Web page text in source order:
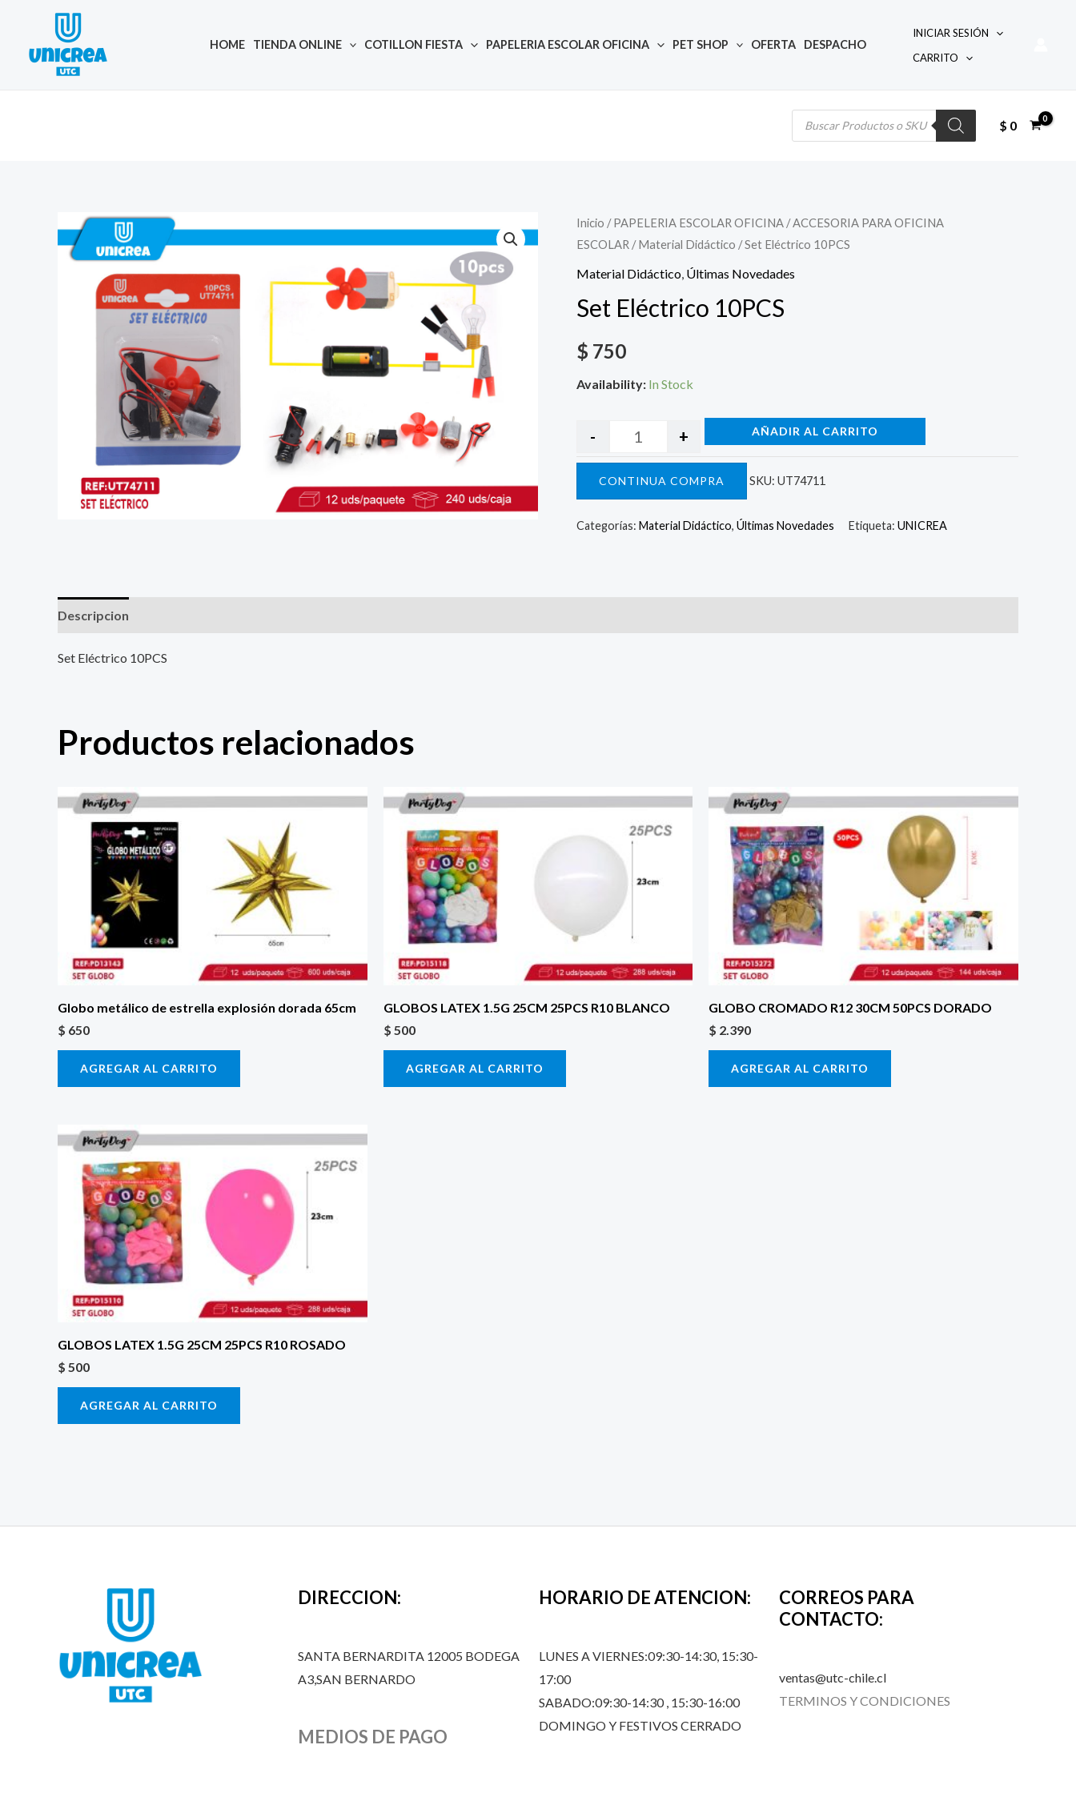
content
HOME TIENDA ONLINE COTILLON FIESTA PAPELERIA ESCOLAR OFICINA PET SHOP OFERTA DESPACHO
INICIAR SESIÓN
CARRITO
Búsqueda
$ 0
Inicio /PAPELERIA ESCOLAR OFICINA /ACCESORIA PARA OFICINA
ESCOLAR /Material Didáctico / Set Eléctrico 10PCS
Material Didáctico Últimas Novedades
Set Eléctrico 10PCS
$ 750
Availability: In Stock
Quantity
- + AÑADIR AL CARRITO
CONTINUA COMPRA SKU: UT74711
Categorías: Material Didáctico, Últimas Novedades Etiqueta: UNICREA
Descripcion
Set Eléctrico 10PCS
Productos relacionados
Globo metálico de estrella explosión dorada 65cm
$ 650
AGREGAR AL CARRITO
GLOBOS LATEX 1.5G 25CM 25PCS R10 BLANCO
$ 500
AGREGAR AL CARRITO
GLOBO CROMADO R12 30CM 50PCS DORADO
$ 2.390
AGREGAR AL CARRITO
GLOBOS LATEX 1.5G 25CM 25PCS R10 ROSADO
$ 500
AGREGAR AL CARRITO
DIRECCION:
SANTA BERNARDITA 12005 BODEGA
A3,SAN BERNARDO
MEDIOS DE PAGO
HORARIO DE ATENCION:
LUNES A VIERNES:09:30-14:30, 15:30-
17:00
SABADO:09:30-14:30 , 15:30-16:00
DOMINGO Y FESTIVOS CERRADO
CORREOS PARA
CONTACTO:
ventas@utc-chile.cl
TERMINOS Y CONDICIONES